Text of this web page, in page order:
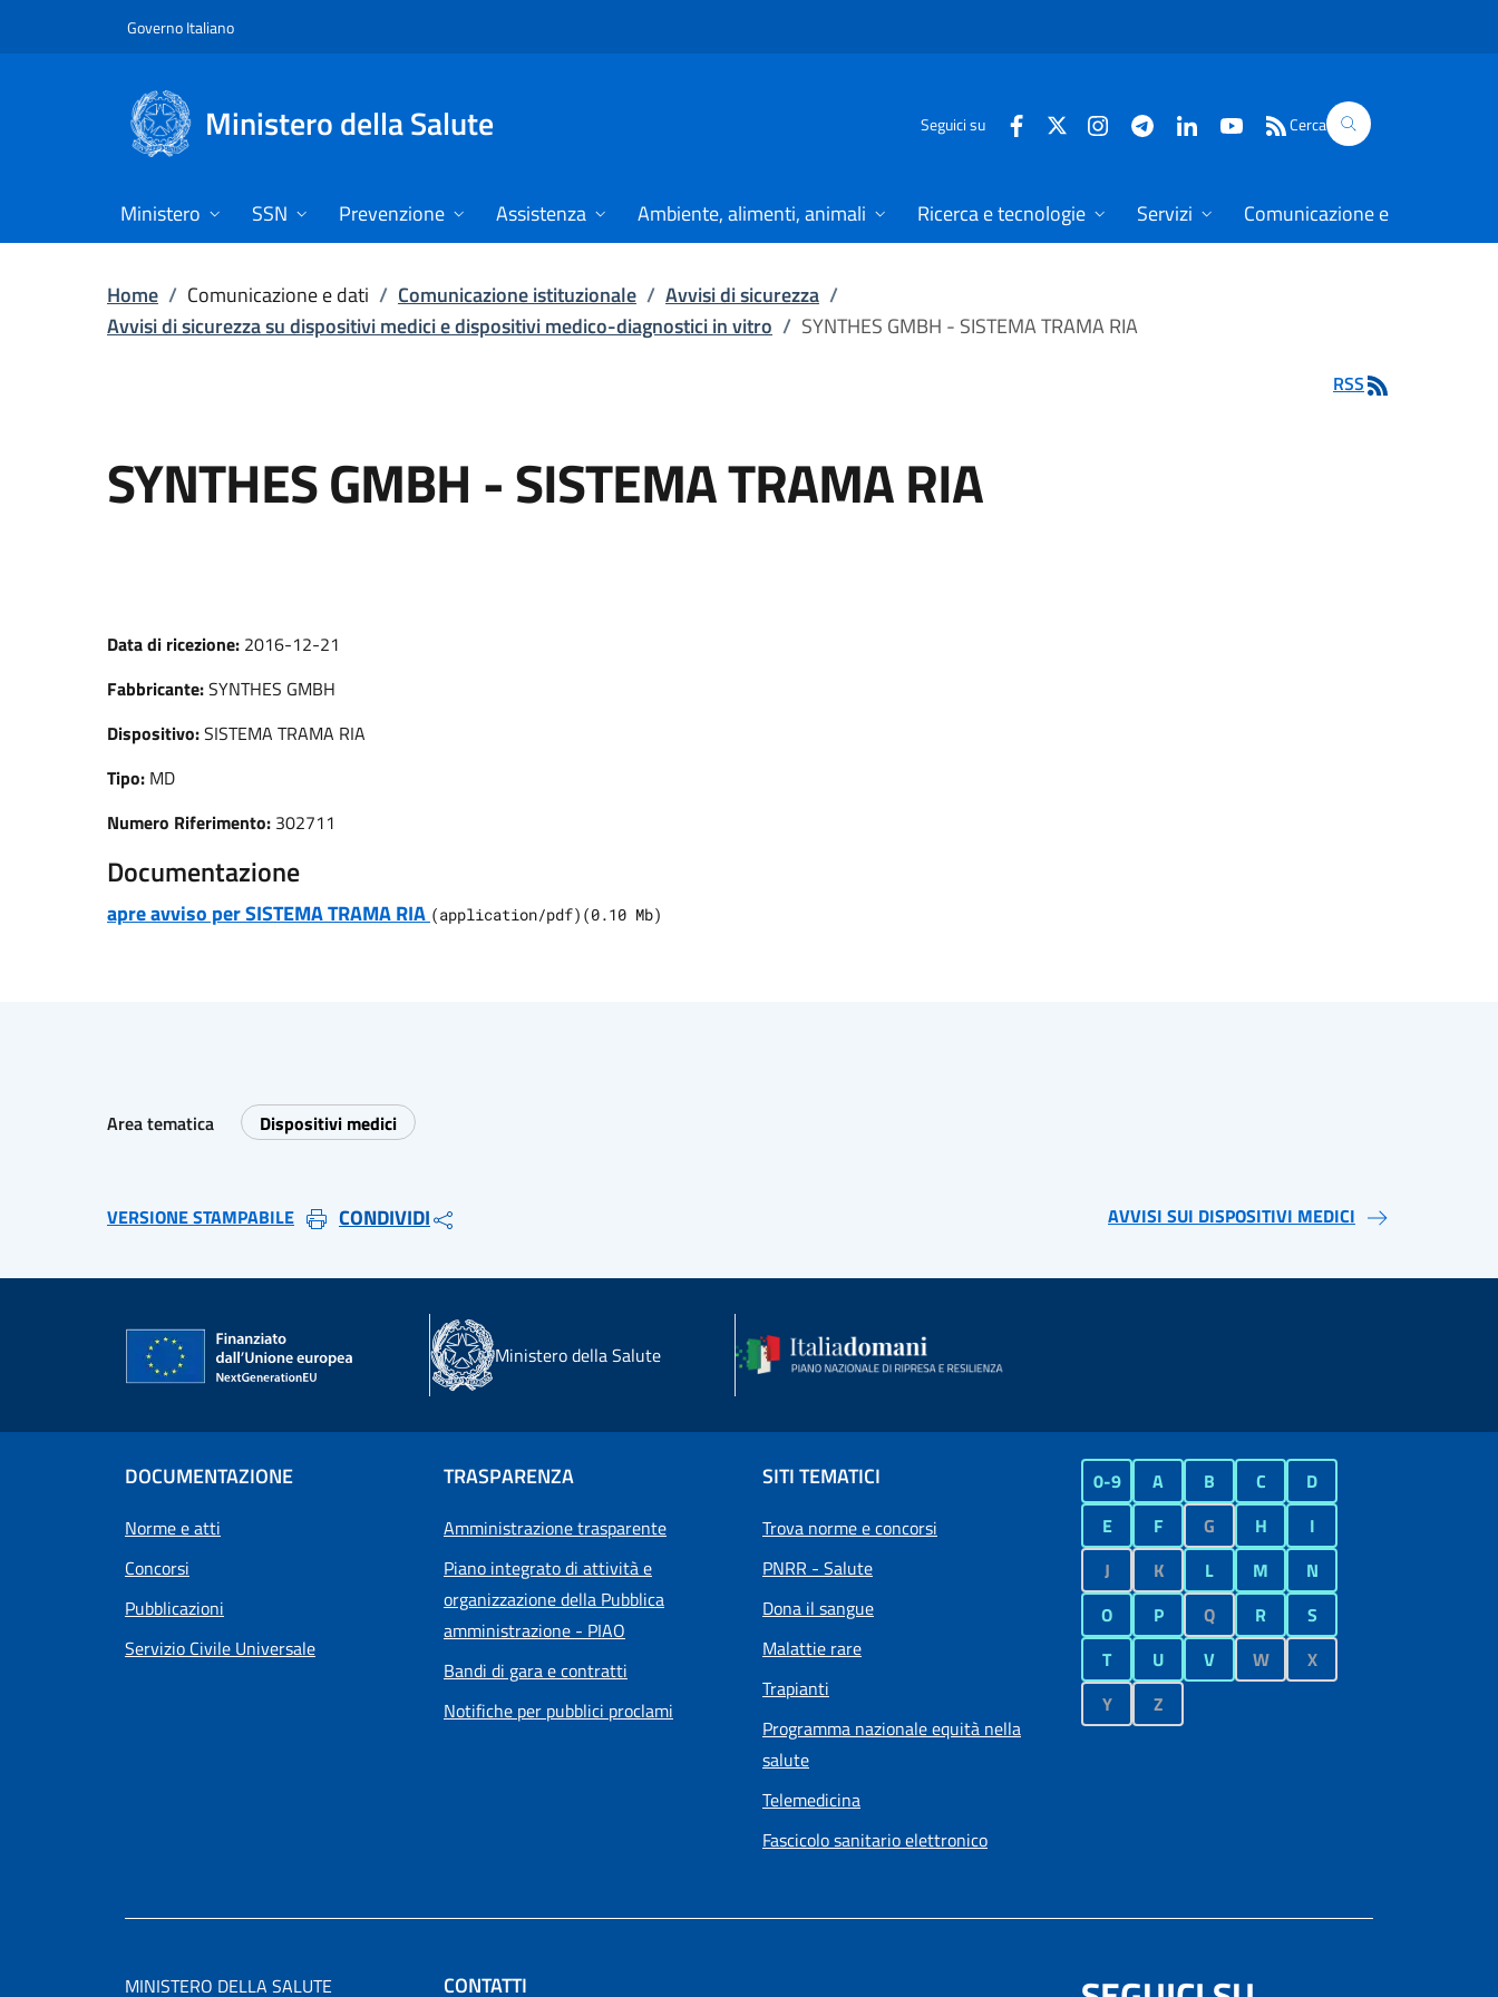
Governo Italiano
Ministero della Salute Seguici su Cerca
Ministero SSN Prevenzione Assistenza Ambiente, alimenti, animali Ricerca e tecnologie Servizi Comunicazione e dati
Home / Comunicazione e dati / Comunicazione istituzionale / Avvisi di sicurezza /
Avvisi di sicurezza su dispositivi medici e dispositivi medico-diagnostici in vitro / SYNTHES GMBH - SISTEMA TRAMA RIA
RSS
SYNTHES GMBH - SISTEMA TRAMA RIA
Data di ricezione: 2016-12-21
Fabbricante:SYNTHES GMBH
Dispositivo:SISTEMA TRAMA RIA
Tipo: MD
Numero Riferimento: 302711
Documentazione
apre avviso per SISTEMA TRAMA RIA (application/pdf) (0.10 Mb)
Area tematica Dispositivi medici
VERSIONE STAMPABILE CONDIVIDI AVVISI SUI DISPOSITIVI MEDICI
Ministero della Salute
DOCUMENTAZIONE
Norme e atti
Concorsi
Pubblicazioni
Servizio Civile Universale
TRASPARENZA
Amministrazione trasparente
Piano integrato di attività e
organizzazione della Pubblica
amministrazione - PIAO
Bandi di gara e contratti
Notifiche per pubblici proclami
SITI TEMATICI
Trova norme e concorsi
PNRR - Salute
Dona il sangue
Malattie rare
Trapianti
Programma nazionale equità nella
salute
Telemedicina
Fascicolo sanitario elettronico
0-9 A B C
D
E
F G H
I
J
K L M
N
O
P Q R
S
T
U V W
X
Y
Z
MINISTERO DELLA SALUTE CONTATTI